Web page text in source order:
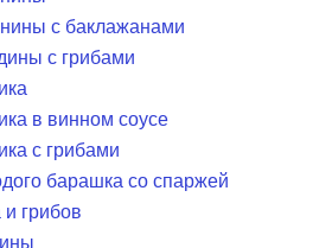
с баклажанами
с грибами
в винном соусе
с грибами
барашка со спаржей
грибов